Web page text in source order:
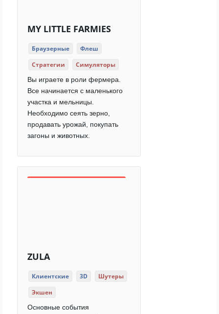
MY LITTLE FARMIES
Браузерные
Флеш
Стратегии
Симуляторы
Вы играете в роли фермера.
Все начинается с маленького
участка и мельницы.
Необходимо сеять зерно,
продавать урожай, покупать
загоны и животных.
ZULA
Клиентские 3D
Шутеры
Экшен
Основные события